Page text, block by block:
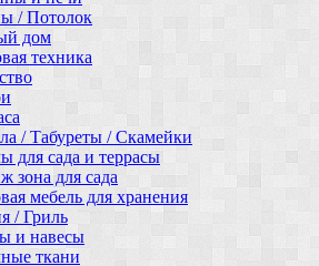
/ Потолок
дом
техника
/ Табуреты / Скамейки
для сада и террасы
зона для сада
мебель для хранения
/ Гриль
и навесы
ткани